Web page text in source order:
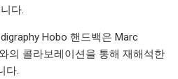
다.
Hobo 핸드백은 Marc
의 콜라보레이션을 통해 재해석한
다.